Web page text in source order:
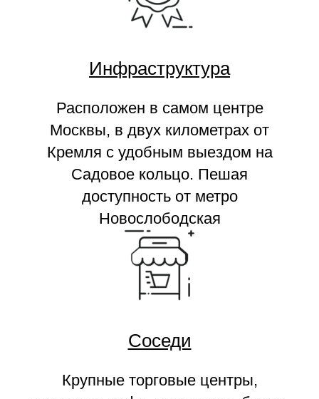
Инфраструктура
Расположен в самом центре
Москвы, в двух километрах от
Кремля с удобным выездом на
Садовое кольцо. Пешая
доступность от метро
Новослободская
Соседи
Крупные торговые центры,